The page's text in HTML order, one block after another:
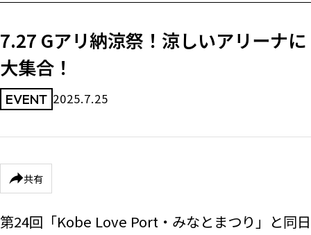
7.27 Gアリ納涼祭！涼しいアリーナに
大集合！
EVENT 2025.7.25
共有
第24回「Kobe Love Port・みなとまつり」と同日